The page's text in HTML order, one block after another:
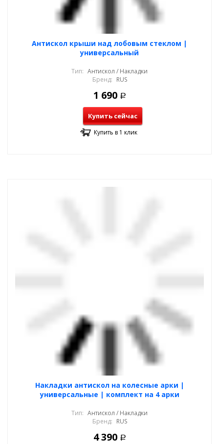
Антискол крыши над лобовым стеклом |
универсальный
Тип: Антискол / Накладки
Бренд: RUS
1 690 Р
Купить сейчас
Купить в 1 клик
Накладки антискол на колесные арки |
универсальные | комплект на 4 арки
Тип: Антискол / Накладки
Бренд: RUS
4 390 Р